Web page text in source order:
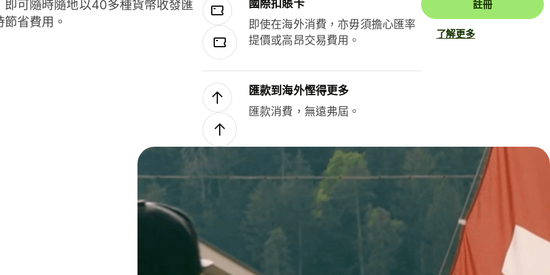
即可隨時隨地以40多種貨幣收發匯
省費用。
國際扣賬卡
即使在海外消費，亦毋須擔心匯率
提價或高昂交易費用。
匯款到海外慳得更多
匯款消費，無遠弗屆。
註冊
了解更多